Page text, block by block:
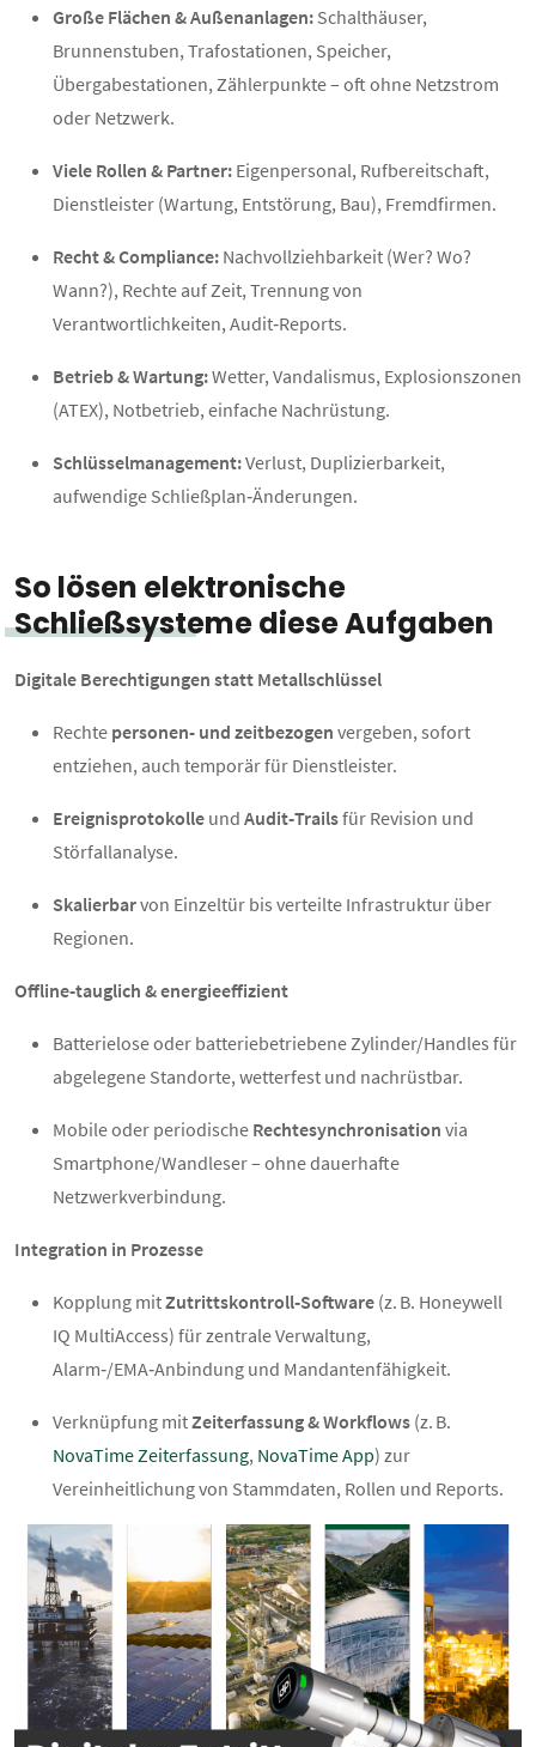
Große Flächen & Außenanlagen: Schalthäuser,
Brunnenstuben, Trafostationen, Speicher,
Übergabestationen, Zählerpunkte – oft ohne Netzstrom
oder Netzwerk.
Viele Rollen & Partner: Eigenpersonal, Rufbereitschaft,
Dienstleister (Wartung, Entstörung, Bau), Fremdfirmen.
Recht & Compliance: Nachvollziehbarkeit (Wer? Wo?
Wann?), Rechte auf Zeit, Trennung von
Verantwortlichkeiten, Audit‑Reports.
Betrieb & Wartung:Wetter, Vandalismus, Explosionszonen
(ATEX), Notbetrieb, einfache Nachrüstung.
Schlüsselmanagement:Verlust, Duplizierbarkeit,
aufwendige Schließplan‑Änderungen.
So lösen elektronische
Schließsysteme diese Aufgaben
Digitale Berechtigungen statt Metallschlüssel
Rechte personen- und zeitbezogen vergeben, sofort
entziehen, auch temporär für Dienstleister.
Ereignisprotokolle und Audit‑Trailsfür Revision und
Störfallanalyse.
Skalierbarvon Einzeltür bis verteilte Infrastruktur über
Regionen.
Offline‑tauglich & energieeffizient
Batterielose oder batteriebetriebene Zylinder/Handles für
abgelegene Standorte, wetterfest und nachrüstbar.
Mobile oder periodische Rechtesynchronisation via
Smartphone/Wandleser – ohne dauerhafte
Netzwerkverbindung.
Integration in Prozesse
Kopplung mitZutrittskontroll‑Software (z. B. Honeywell
IQ MultiAccess) für zentrale Verwaltung,
Alarm‑/EMA‑Anbindung und Mandantenfähigkeit.
Verknüpfung mitZeiterfassung & Workflows (z. B.
NovaTime Zeiterfassung, NovaTime App) zur
Vereinheitlichung von Stammdaten, Rollen und Reports.